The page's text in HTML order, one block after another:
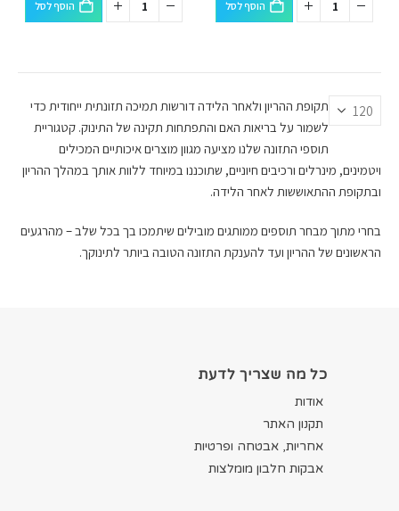
הוסף לסל הוסף לסל
תקופת ההריון ולאחר הלידה דורשות תמיכה תזונתית ייחודית כדי
לשמור על בריאות האם והתפתחות תקינה של התינוק. קטגוריית
תוספי התזונה שלנו מציעה מגוון מוצרים איכותיים המכילים
ויטמינים, מינרלים ורכיבים חיוניים, שתוכננו במיוחד ללוות אותך במהלך ההריון
ובתקופת ההתאוששות לאחר הלידה.
בחרי מתוך מבחר תוספים ממותגים מובילים שיתמכו בך בכל שלב – מהרגעים
הראשונים של ההריון ועד להענקת התזונה הטובה ביותר לתינוקך.
כל מה שצריך לדעת
אודות
תקנון האתר
אחריות, אבטחה ופרטיות
אבקות חלבון מומלצות